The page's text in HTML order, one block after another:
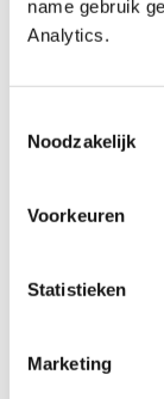
name gebruik
Analytics.
Noodzakelijk
Voorkeuren
Statistieken
Marketing
€